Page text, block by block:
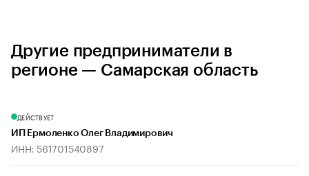
Другие предприниматели в
регионе — Самарская область
ДЕЙСТВУЕТ
ИП Ермоленко Олег Владимирович
ИНН: 561701540897